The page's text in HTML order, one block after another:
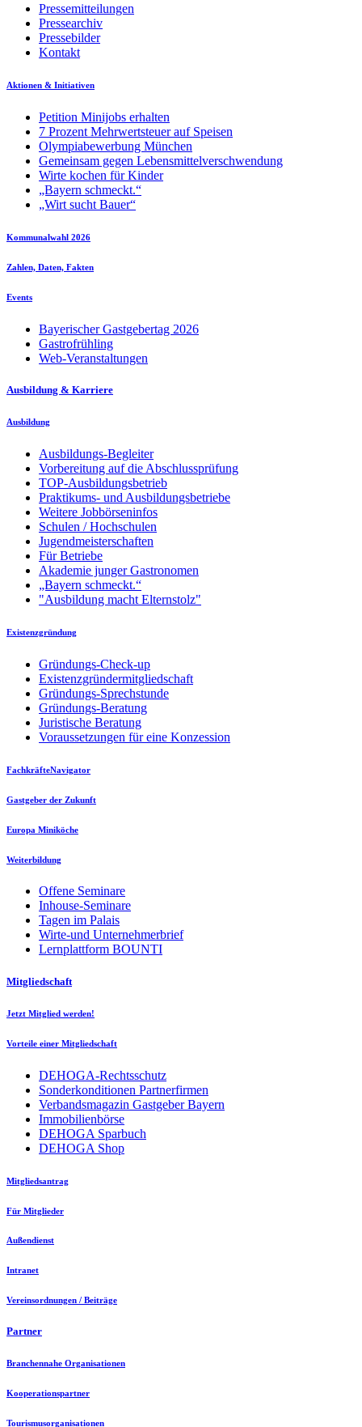
Pressemitteilungen
Pressearchiv
Pressebilder
Kontakt
Aktionen & Initiativen
Petition Minijobs erhalten
7 Prozent Mehrwertsteuer auf Speisen
Olympiabewerbung München
Gemeinsam gegen Lebensmittelverschwendung
Wirte kochen für Kinder
„Bayern schmeckt.“
„Wirt sucht Bauer“
Kommunalwahl 2026
Zahlen, Daten, Fakten
Events
Bayerischer Gastgebertag 2026
Gastrofrühling
Web-Veranstaltungen
Ausbildung & Karriere
Ausbildung
Ausbildungs-Begleiter
Vorbereitung auf die Abschlussprüfung
TOP-Ausbildungsbetrieb
Praktikums- und Ausbildungsbetriebe
Weitere Jobbörseninfos
Schulen / Hochschulen
Jugendmeisterschaften
Für Betriebe
Akademie junger Gastronomen
„Bayern schmeckt.“
"Ausbildung macht Elternstolz"
Existenzgründung
Gründungs-Check-up
Existenzgründermitgliedschaft
Gründungs-Sprechstunde
Gründungs-Beratung
Juristische Beratung
Voraussetzungen für eine Konzession
FachkräfteNavigator
Gastgeber der Zukunft
Europa Miniköche
Weiterbildung
Offene Seminare
Inhouse-Seminare
Tagen im Palais
Wirte-und Unternehmerbrief
Lernplattform BOUNTI
Mitgliedschaft
Jetzt Mitglied werden!
Vorteile einer Mitgliedschaft
DEHOGA-Rechtsschutz
Sonderkonditionen Partnerfirmen
Verbandsmagazin Gastgeber Bayern
Immobilienbörse
DEHOGA Sparbuch
DEHOGA Shop
Mitgliedsantrag
Für Mitglieder
Außendienst
Intranet
Vereinsordnungen / Beiträge
Partner
Branchennahe Organisationen
Kooperationspartner
Tourismusorganisationen